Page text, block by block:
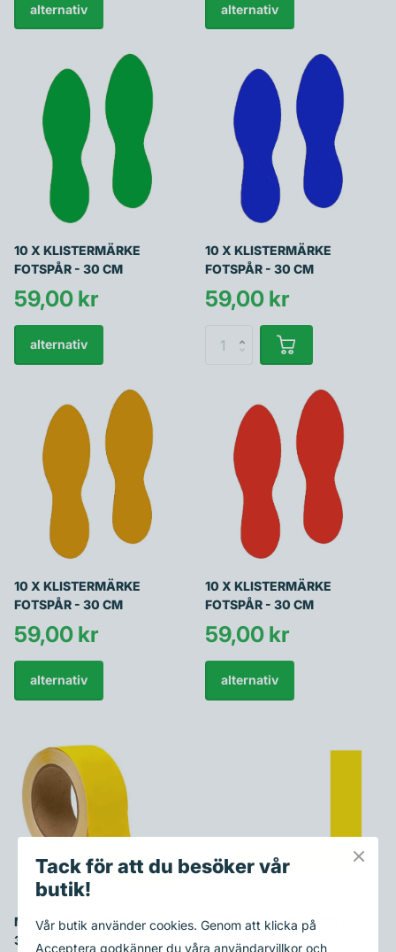
alternativ alternativ
10 X KLISTERMÄRKE
FOTSPÅR - 30 CM
59,00 kr
alternativ
10 X KLISTERMÄRKE
FOTSPÅR - 30 CM
59,00 kr
10 X KLISTERMÄRKE
FOTSPÅR - 30 CM
59,00 kr
alternativ
10 X KLISTERMÄRKE
FOTSPÅR - 30 CM
59,00 kr
alternativ
MARKERINGSTEJP - GUL -
33 METER X 50 MM
HÖRNMARKERING 20 ST -
R9 ANTISLIP
Tack för att du besöker vår
butik!
Vår butik använder cookies. Genom att klicka på
Acceptera godkänner du våra användarvillkor och